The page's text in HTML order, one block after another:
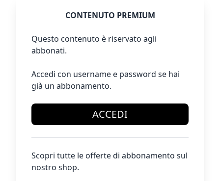
CONTENUTO PREMIUM
Questo contenuto è riservato agli
abbonati.
Accedi con username e password se hai
già un abbonamento.
ACCEDI
Scopri tutte le offerte di abbonamento sul
nostro shop.